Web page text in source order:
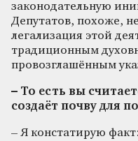
законодательную
Депутатов, похоже,
легализация этой
традиционным
провозглашённым
– То есть вы
создаёт почву для
– Я констатирую